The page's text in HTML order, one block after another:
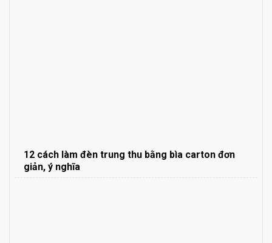
12 cách làm đèn trung thu bằng bìa carton đơn
giản, ý nghĩa